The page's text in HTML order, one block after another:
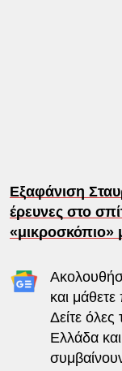
Εξαφάνιση
έρευνες στο
«μικροσκόπιο»
και μάθετε
Δείτε όλες
Ελλάδα